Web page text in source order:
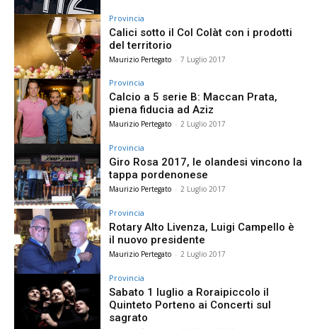
Provincia
Calici sotto il Col Colàt con i prodotti
del territorio
Maurizio Pertegato - 7 Luglio 2017
Provincia
Calcio a 5 serie B: Maccan Prata,
piena fiducia ad Aziz
Maurizio Pertegato - 2 Luglio 2017
Provincia
Giro Rosa 2017, le olandesi vincono la
tappa pordenonese
Maurizio Pertegato - 2 Luglio 2017
Provincia
Rotary Alto Livenza, Luigi Campello è
il nuovo presidente
Maurizio Pertegato - 2 Luglio 2017
Provincia
Sabato 1 luglio a Roraipiccolo il
Quinteto Porteno ai Concerti sul
sagrato